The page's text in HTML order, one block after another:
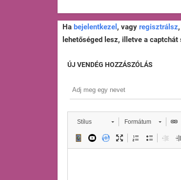
Ha bejelentkezel , vagy regisztrálsz
lehetőséged lesz, illetve a
ÚJ VENDÉG HOZZÁSZÓLÁS
Stílus Formátum